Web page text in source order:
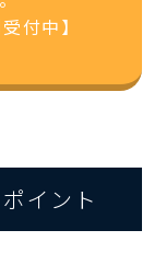
付中】
イント